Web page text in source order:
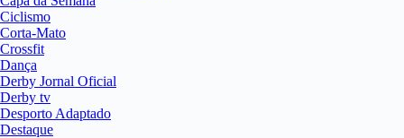
Ciclismo
Corta-Mato
Crossfit
Dança
Derby Jornal Oficial
Derby tv
Desporto Adaptado
Destaque